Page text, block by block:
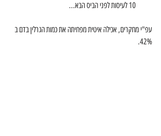
10 לעיסות לפני הביס הבא...
עפ"י מחקרים, אכילה איטית מפחיתה את כמות הגרלין בדם ב
42%.